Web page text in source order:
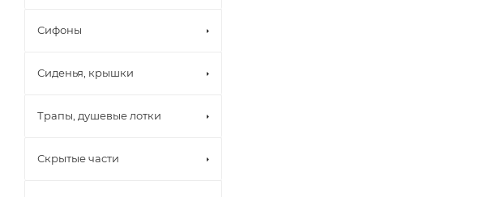
Сифоны
Сиденья, крышки
Трапы, душевые лотки
Скрытые части